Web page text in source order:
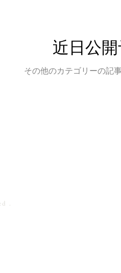
近日公
その他のカテゴリーの記
.